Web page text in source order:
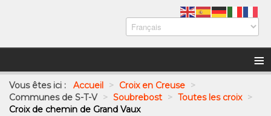
≡
Vous êtes ici : Accueil > Croix en Creuse >
Communes de S-T-V > Soubrebost > Toutes les croix >
Croix de chemin de Grand Vaux